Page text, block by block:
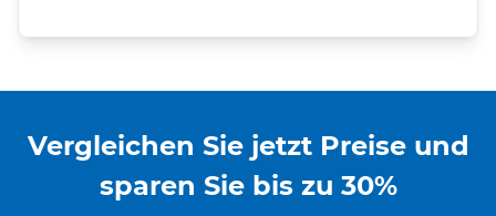
Vergleichen Sie jetzt Preise und
sparen Sie bis zu 30%